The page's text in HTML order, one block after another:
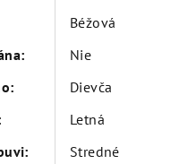
Béžová
:
Nie
:
Dievča
Letná
:
Stredné